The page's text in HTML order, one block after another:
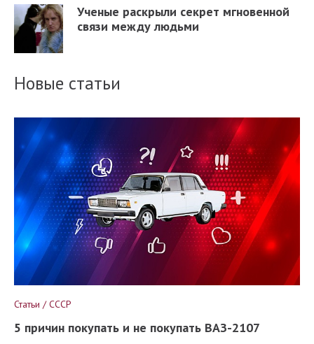
Ученые раскрыли секрет мгновенной
связи между людьми
Новые статьи
Статьи / СССР
5 причин покупать и не покупать ВАЗ-2107